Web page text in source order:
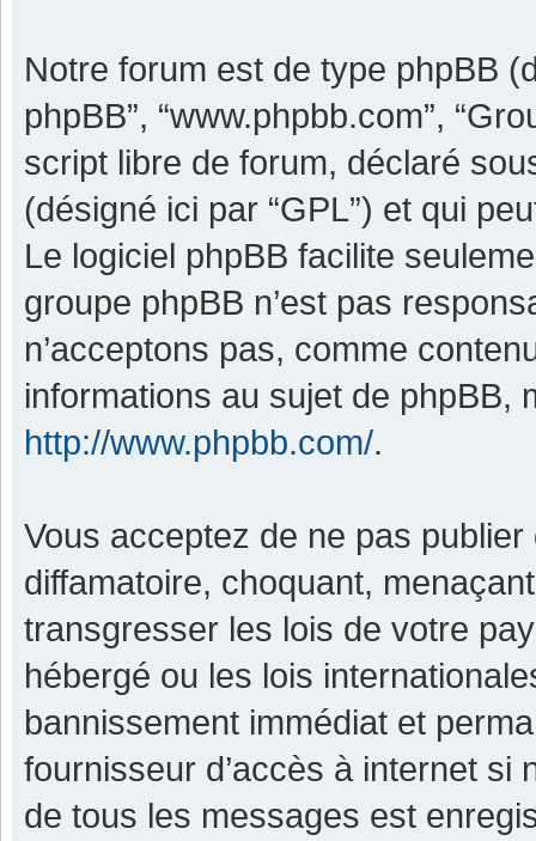
Notre forum est de type phpBB
phpBB”, “www.phpbb.com”,
script libre de forum, déclaré
(désigné ici par “GPL”) et qui
Le logiciel phpBB facilite
groupe phpBB n’est pas
n’acceptons pas, comme
informations au sujet de phpBB,
http://www.phpbb.com/.
Vous acceptez de ne pas
diffamatoire, choquant,
transgresser les lois de votre
hébergé ou les lois
bannissement immédiat et
fournisseur d’accès à internet si
de tous les messages est